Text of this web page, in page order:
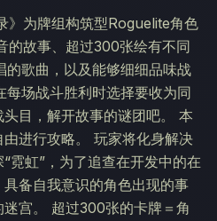
》为牌组构筑型Roguelite角色
的故事、超过300张绘有不同
歌曲，以及能够细细品味战
场战斗胜利时选择要收为同
目，解开故事的谜团吧。 本
进行攻略。 玩家将化身解决
霓虹”，为了追查在开发中的在
备自我意识的角色出现的事
宫。 超过300张的卡牌＝角